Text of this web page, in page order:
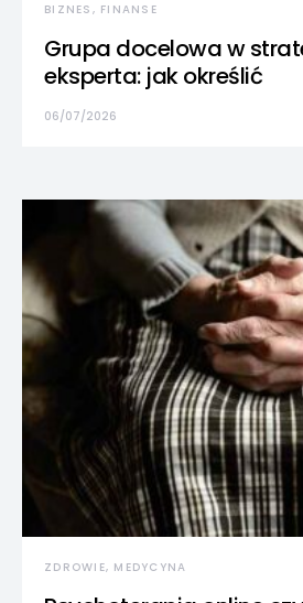
BIZNES, FINANSE
Grupa docelowa w
eksperta: jak określić
06/07/2026
ZDROWIE, MEDYCYNA